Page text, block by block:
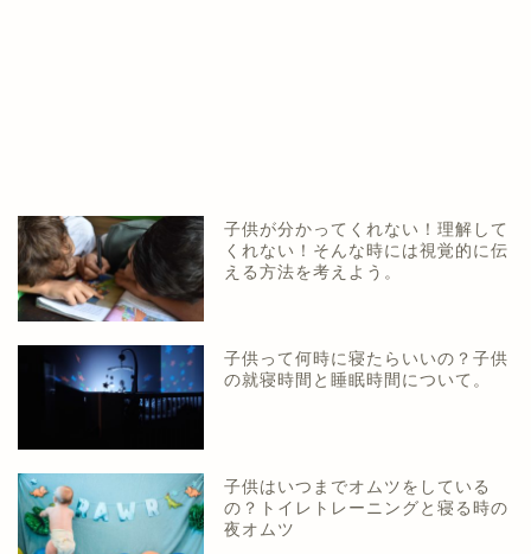
子供が分かってくれない！理解して
くれない！そんな時には視覚的に伝
える方法を考えよう。
子供って何時に寝たらいいの？子供
の就寝時間と睡眠時間について。
子供はいつまでオムツをしている
の？トイレトレーニングと寝る時の
夜オムツ